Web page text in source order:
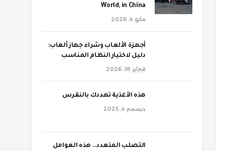
World, in China
مايو 4, 2026
أجهزة الألعاب وشراء جهاز ألعاب:
دليل لاختيار النظام المناسب
فبراير 18, 2026
‫هذه الأغذية تهددك بالنقرس
ديسمبر 4, 2025
‫التصلب المتعدد.. هذه العوامل